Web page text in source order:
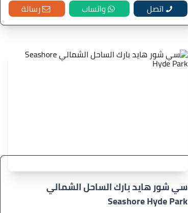
اتصل واتساب رسالة
سي شور هايد بارك الساحل الشمالي
Seashore Hyde Park